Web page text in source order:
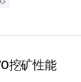
挖矿性能